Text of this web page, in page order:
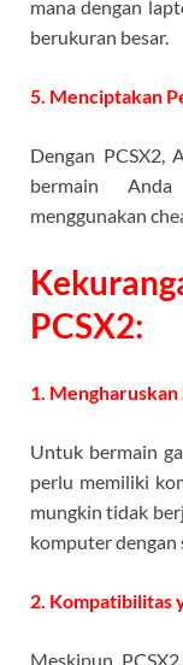
mana dengan
berukuran besar.
5. Menciptakan
Dengan PCSX2,
bermain Anda
menggunakan
PCSX2:
1.
Untuk bermain
perlu memiliki
mungkin tidak
komputer dengan
2. Kompatibilitas
Meskipun